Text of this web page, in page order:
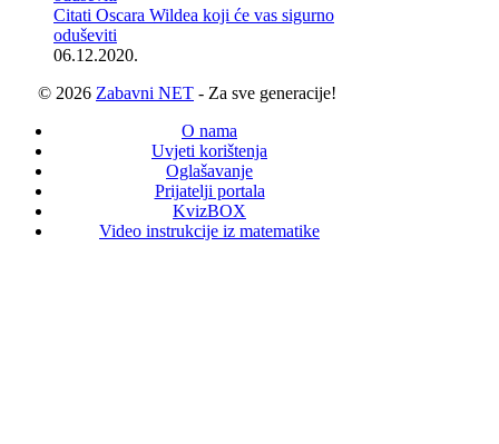
Citati Oscara Wildea koji će vas sigurno
oduševiti
06.12.2020.
© 2026 Zabavni NET - Za sve generacije!
O nama
Uvjeti korištenja
Oglašavanje
Prijatelji portala
KvizBOX
Video instrukcije iz matematike